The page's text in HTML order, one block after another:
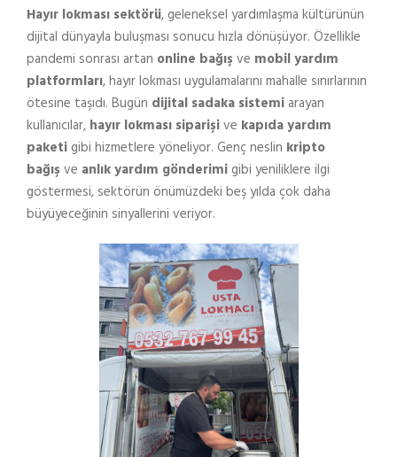
Hayır lokması sektörü, geleneksel yardımlaşma kültürünün
dijital dünyayla buluşması sonucu hızla dönüşüyor. Özellikle
pandemi sonrası artan online bağış ve mobil yardım
platformları, hayır lokması uygulamalarını mahalle sınırlarının
ötesine taşıdı. Bugün dijital sadaka sistemi arayan
kullanıcılar, hayır lokması siparişive kapıda yardım
paketi gibi hizmetlere yöneliyor. Genç neslin kripto
bağış ve anlık yardım gönderimi gibi yeniliklere ilgi
göstermesi, sektörün önümüzdeki beş yılda çok daha
büyüyeceğinin sinyallerini veriyor.